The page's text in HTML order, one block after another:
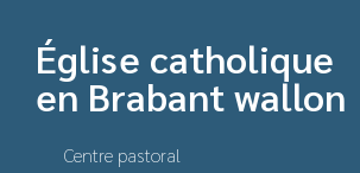
Église catholique
en Brabant wallon
Centre pastoral